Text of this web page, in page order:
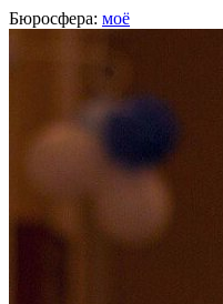
Бюросфера: моё
О себе
Советы
Дизайн-собака
Сертификат Школы
Твитер